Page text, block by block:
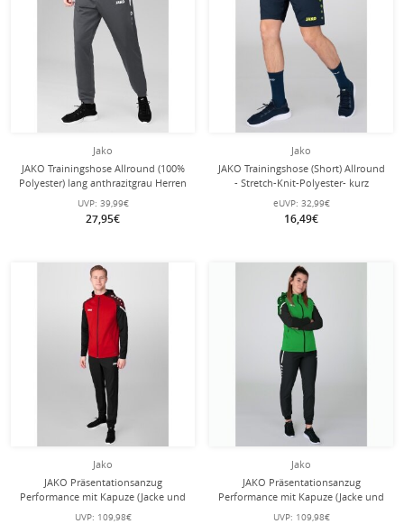
Jako
JAKO Trainingshose Allround (100%
Polyester) lang anthrazitgrau Herren
UVP: 39,99€
27,95€
Jako
JAKO Trainingshose (Short) Allround
- Stretch-Knit-Polyester- kurz
marineblau/gelb Herren
eUVP: 32,99€
16,49€
Jako
JAKO Präsentationsanzug
Performance mit Kapuze (Jacke und
Hose) rot/schwarz Herren
UVP: 109,98€
Jako
JAKO Präsentationsanzug
Performance mit Kapuze (Jacke und
Hose) grün/schwarz Herren
UVP: 109,98€